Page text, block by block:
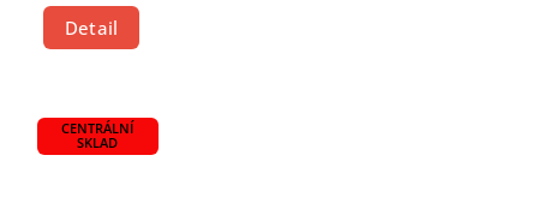
Detail
CENTRÁLNÍ
SKLAD